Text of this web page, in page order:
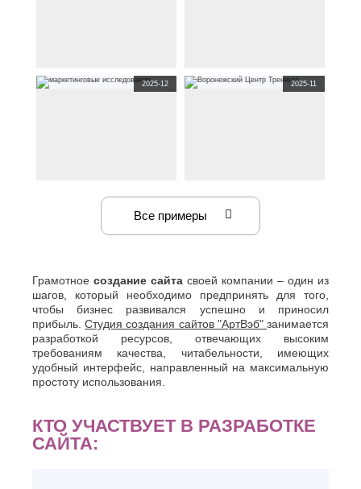
корпоративный сайт
metalight.ru
по тематике
корпоративный сайт
вилласофия.рф
по тематике
simar-inform.ruпо тематике
маркетинговые
2025-12
по тематике
образовательная
Воронежский Центр
Тренинга
2025-11
Все примеры
Грамотное создание сайта своей компании – один из
шагов, который необходимо предпринять для того,
чтобы бизнес развивался успешно и приносил
прибыль.Студия создания сайтов "АртВэб"занимается
разработкой ресурсов, отвечающих высоким
требованиям качества, читабельности, имеющих
удобный интерфейс, направленный на максимальную
простоту использования.
КТО УЧАСТВУЕТ В РАЗРАБОТКЕ
САЙТА: